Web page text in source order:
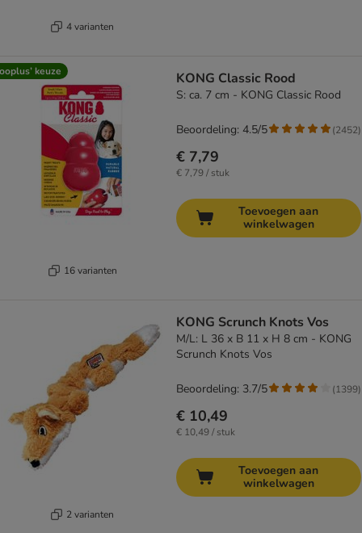
4 varianten
keuze
16 varianten
KONG Classic Rood
S: ca. 7 cm - KONG Classic Rood
€ 7,79
€ 7,79 / stuk
Beoordeling: 4.5/5 (2452)
Toevoegen aan
winkelwagen
2 varianten
KONG Scrunch Knots Vos
M/L: L 36 x B 11 x H 8 cm - KONG
Scrunch Knots Vos
€ 10,49
€ 10,49 / stuk
Beoordeling: 3.7/5 (1399)
Toevoegen aan
winkelwagen